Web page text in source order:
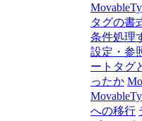
タグの書
条件処理
設定・参
ートタグ
ったか
への移行